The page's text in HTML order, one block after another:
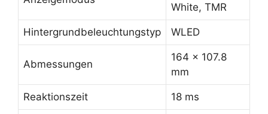
White, TMR
Hintergrundbeleuchtungstyp WLED
Abmessungen
164 x 107.8
mm
Reaktionszeit 18 ms